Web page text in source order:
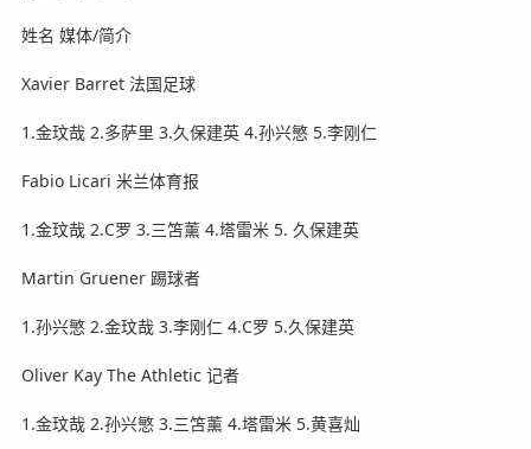
姓名 媒体/简介
Xavier Barret 法国足球
1.金玟哉 2.多萨里 3.久保建英 4.孙兴慜 5.李刚仁
Fabio Licari 米兰体育报
1.金玟哉 2.C罗 3.三笘薰 4.塔雷米 5. 久保建英
Martin Gruener 踢球者
1.孙兴慜 2.金玟哉 3.李刚仁 4.C罗 5.久保建英
Oliver Kay The Athletic 记者
1.金玟哉 2.孙兴慜 3.三笘薰 4.塔雷米 5.黄喜灿